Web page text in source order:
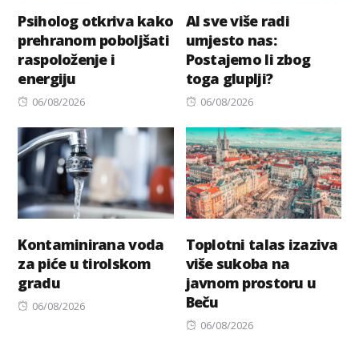
Psiholog otkriva kako
prehranom poboljšati
raspoloženje i
energiju
Posted
06/08/2026
AI sve više radi
umjesto nas:
Postajemo li zbog
toga gluplji?
Posted
06/08/2026
Kontaminirana voda
za piće u tirolskom
gradu
Posted
06/08/2026
Toplotni talas izaziva
više sukoba na
javnom prostoru u
Beču
Posted
06/08/2026